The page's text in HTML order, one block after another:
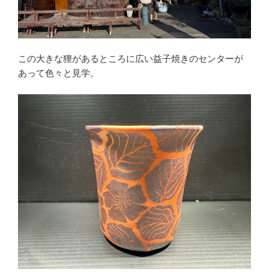
この大きな狸があるところに広い益子焼きのセンターが
あって色々と見学。